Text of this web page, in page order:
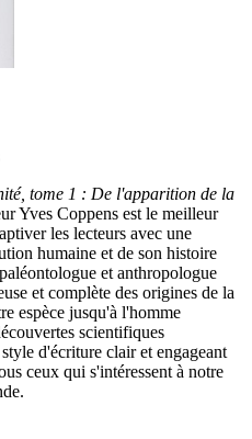
tome 1 : De l'apparition de la
Yves Coppens est le meilleur
les lecteurs avec une
humaine et de son histoire
et anthropologue
et complète des origines de la
espèce jusqu'à l'homme
scientifiques
d'écriture clair et engageant
ceux qui s'intéressent à notre